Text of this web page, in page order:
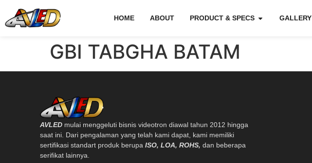
HOME ABOUT PRODUCT & SPECS GALLERY
GBI TABGHA BATAM
AVLED mulai menggeluti bisnis videotron diawal tahun 2012 hingga
saat ini. Dari pengalaman yang telah kami dapat, kami memiliki
sertifikasi standart produk berupa ISO, LOA, ROHS, dan beberapa
serifikat lainnya.